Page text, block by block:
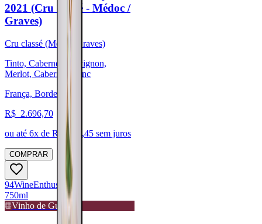
2021 (Cru classé - Médoc /
Graves)
Cru classé (Médoc/Graves)
Tinto, Cabernet Sauvignon,
Merlot, Cabernet Franc
França, Bordeaux
R$ 2.696,70
ou até 6x de R$ 449,45 sem juros
COMPRAR
94WineEnthusiast
750ml
Vinho de Guarda